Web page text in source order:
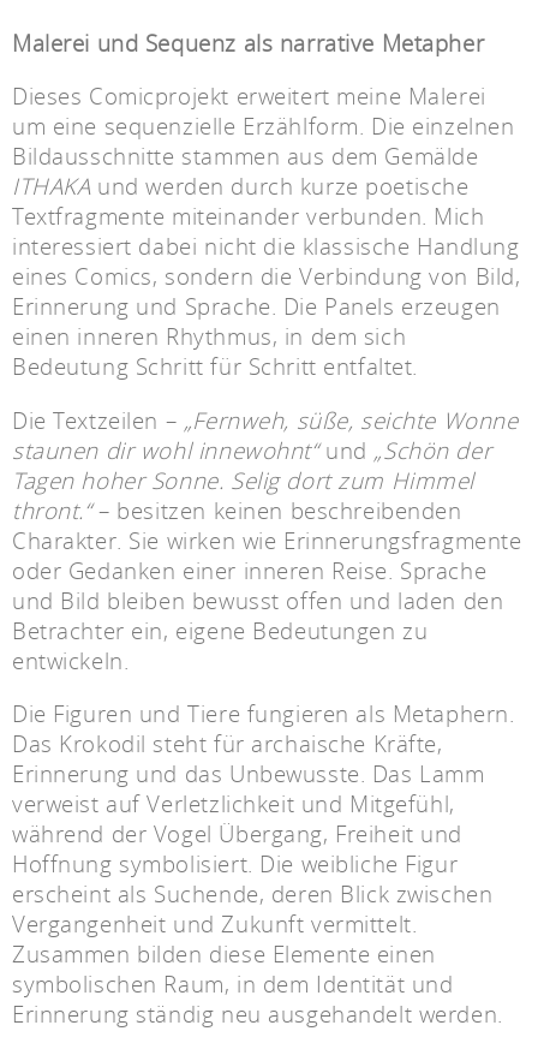
Malerei und Sequenz als narrative Metapher
Dieses Comicprojekt erweitert meine Malerei
um eine sequenzielle Erzählform. Die einzelnen
Bildausschnitte stammen aus dem Gemälde
ITHAKAund werden durch kurze poetische
Textfragmente miteinander verbunden. Mich
interessiert dabei nicht die klassische Handlung
eines Comics, sondern die Verbindung von Bild,
Erinnerung und Sprache. Die Panels erzeugen
einen inneren Rhythmus, in dem sich
Bedeutung Schritt für Schritt entfaltet.
Die Textzeilen – „Fernweh, süße, seichte Wonne
staunen dir wohl innewohnt“und „Schön der
Tagen hoher Sonne. Selig dort zum Himmel
thront.“– besitzen keinen beschreibenden
Charakter. Sie wirken wie Erinnerungsfragmente
oder Gedanken einer inneren Reise. Sprache
und Bild bleiben bewusst offen und laden den
Betrachter ein, eigene Bedeutungen zu
entwickeln.
Die Figuren und Tiere fungieren als Metaphern.
Das Krokodil steht für archaische Kräfte,
Erinnerung und das Unbewusste. Das Lamm
verweist auf Verletzlichkeit und Mitgefühl,
während der Vogel Übergang, Freiheit und
Hoffnung symbolisiert. Die weibliche Figur
erscheint als Suchende, deren Blick zwischen
Vergangenheit und Zukunft vermittelt.
Zusammen bilden diese Elemente einen
symbolischen Raum, in dem Identität und
Erinnerung ständig neu ausgehandelt werden.